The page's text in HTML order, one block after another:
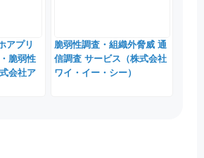
アプリ
脆弱性
会社ア
脆弱性調査・組織外脅威 通
信調査 サービス（株式会社
ワイ・イー・シー）